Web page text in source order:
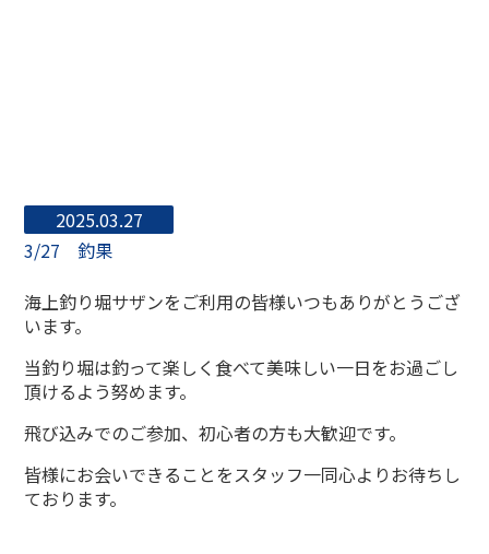
2025.03.27
3/27 釣果
海上釣り堀サザンをご利用の皆様いつもありがとうござ
います。
当釣り堀は釣って楽しく食べて美味しい一日をお過ごし
頂けるよう努めます。
飛び込みでのご参加、初心者の方も大歓迎です。
皆様にお会いできることをスタッフ一同心よりお待ちし
ております。